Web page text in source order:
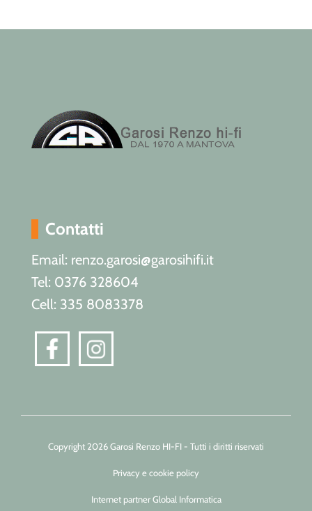
Contatti
Email: renzo.garosi@garosihifi.it
Tel: 0376 328604
Cell: 335 8083378
Copyright 2026 Garosi Renzo HI-FI - Tutti i diritti riservati
Privacy e cookie policy
Internet partner Global Informatica